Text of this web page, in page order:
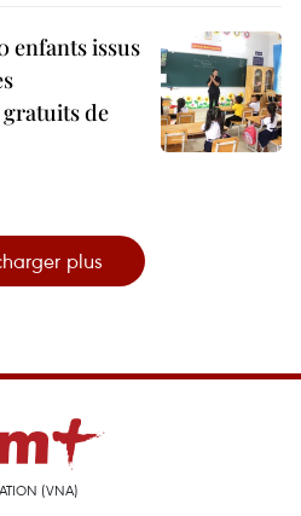
enfants issus
de
plus
(VNA)